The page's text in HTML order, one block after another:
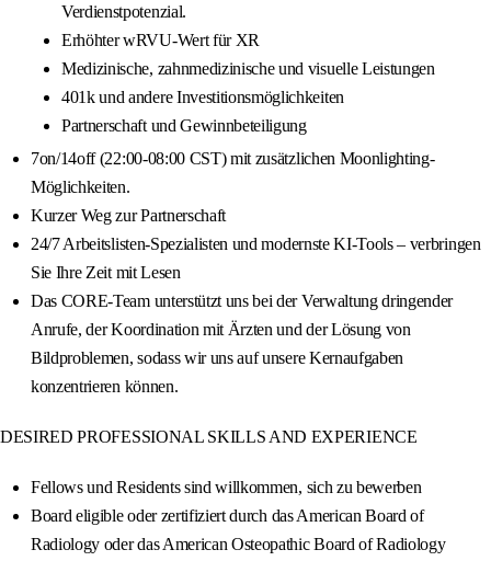
Verdienstpotenzial.
Erhöhter wRVU-Wert für XR
Medizinische, zahnmedizinische und visuelle Leistungen
401k und andere Investitionsmöglichkeiten
Partnerschaft und Gewinnbeteiligung
7on/14off (22:00-08:00 CST) mit zusätzlichen Moonlighting-
Möglichkeiten.
Kurzer Weg zur Partnerschaft
24/7 Arbeitslisten-Spezialisten und modernste KI-Tools – verbringen
Sie Ihre Zeit mit Lesen
Das CORE-Team unterstützt uns bei der Verwaltung dringender
Anrufe, der Koordination mit Ärzten und der Lösung von
Bildproblemen, sodass wir uns auf unsere Kernaufgaben
konzentrieren können.
DESIRED PROFESSIONAL SKILLS AND EXPERIENCE
Fellows und Residents sind willkommen, sich zu bewerben
Board eligible oder zertifiziert durch das American Board of
Radiology oder das American Osteopathic Board of Radiology